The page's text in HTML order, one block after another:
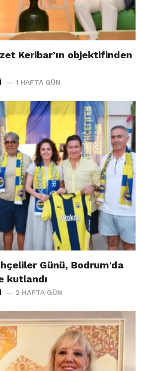
Keribar’ın objektifinden
1 HAFTA GÜN
Günü, Bodrum'da
kutlandı
2 HAFTA GÜN